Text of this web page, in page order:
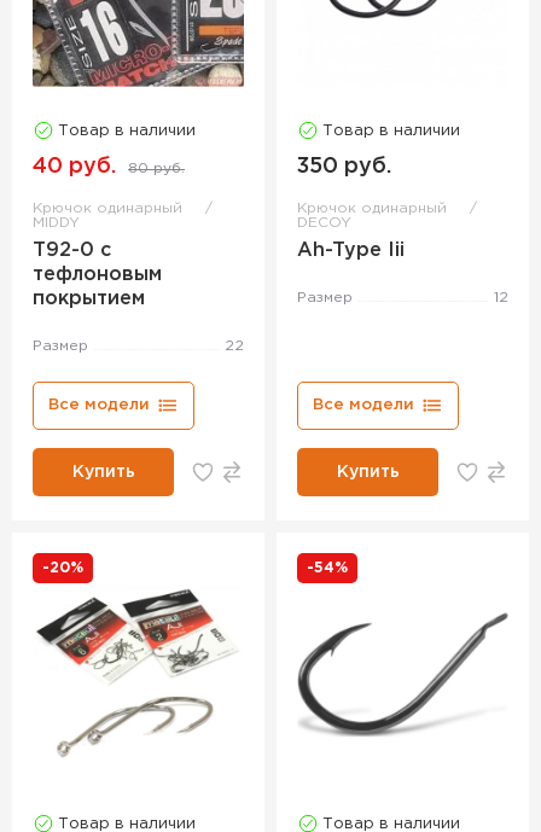
Товар в наличии
40 руб. 80 руб.
Крючок одинарный
MIDDY
T92-0 с
тефлоновым
покрытием
Размер 22
Все модели
Купить
Товар в наличии
350 руб.
Крючок одинарный
DECOY
Ah-Type Iii
Размер 12
Все модели
Купить
-20%
Товар в наличии
-54%
Товар в наличии